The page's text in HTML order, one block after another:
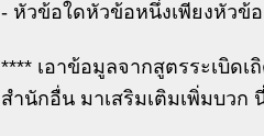
- หัวข้อใดหัวข้อหนึ่งเพียงหัวข้
**** เอาข้อมูลจากสูตรระเบิด
สำนักอื่น มาเสริมเติมเพิ่มบว